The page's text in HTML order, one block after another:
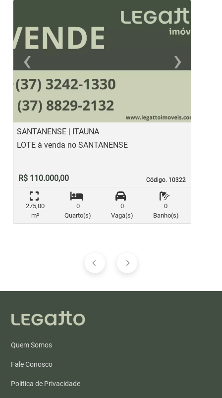
‹
Previous
›
SANTANENSE | ITAUNA
Código. 10322
Código. 10322
LOTE à venda no SANTANENSE
R$ 110.000,00
275,00
m²
0
Quarto(s)
0
Vaga(s)
0
Banho(s)
Quem Somos
Fale Conosco
Política de Privacidade